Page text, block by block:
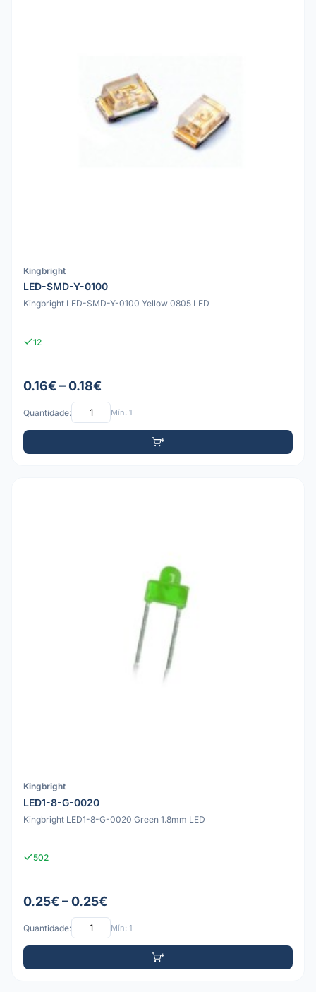
Kingbright
LED-SMD-Y-0100
Kingbright LED-SMD-Y-0100 Yellow 0805 LED
12
0.16€ – 0.18€
Quantidade: Mín: 1
Kingbright
LED1-8-G-0020
Kingbright LED1-8-G-0020 Green 1.8mm LED
502
0.25€ – 0.25€
Quantidade: Mín: 1